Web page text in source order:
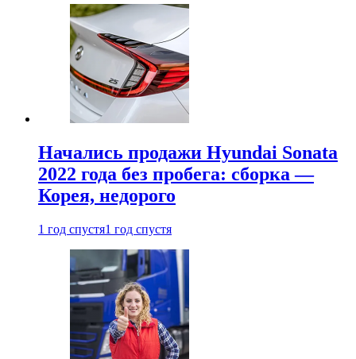
Начались продажи Hyundai Sonata
2022 года без пробега: сборка —
Корея, недорого
1 год спустя1 год спустя